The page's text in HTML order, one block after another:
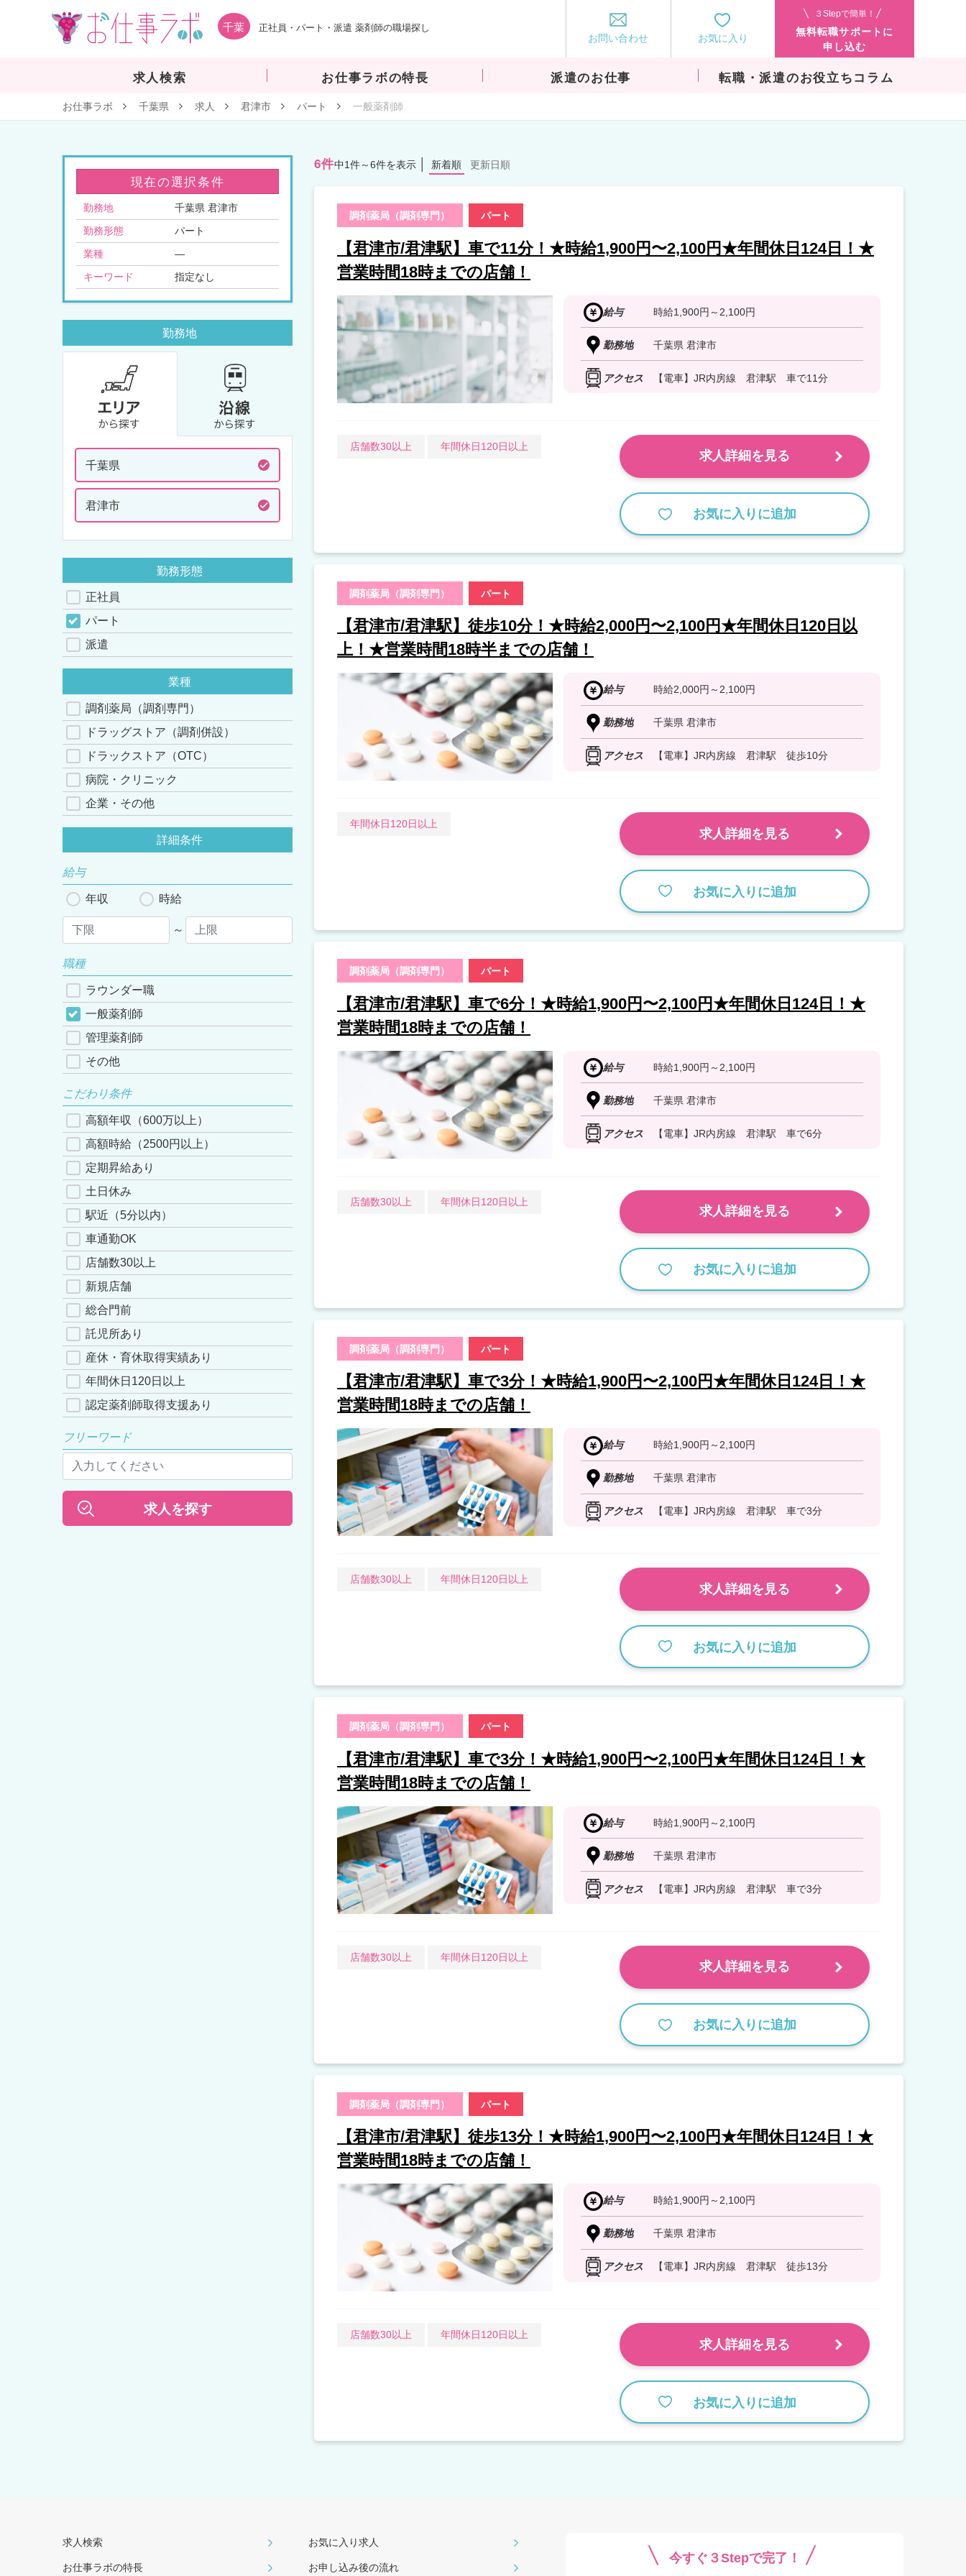
千葉 正社員・パート・派遣 薬剤師の職場探し
お問い合わせ お気に入り
３Stepで簡単！
無料転職サポートに
申し込む
求人検索 お仕事ラボの特長 派遣のお仕事 転職・派遣のお役立ちコラム
お仕事ラボ 千葉県 求人 君津市 パート 一般薬剤師
現在の選択条件
勤務地 千葉県 君津市
勤務形態 パート
業種 —
キーワード 指定なし
勤務地
千葉県
君津市
勤務形態
正社員
パート
派遣
業種
調剤薬局（調剤専門）
ドラッグストア（調剤併設）
ドラックストア（OTC）
病院・クリニック
企業・その他
詳細条件
給与
年収 時給
～
職種
ラウンダー職
一般薬剤師
管理薬剤師
その他
こだわり条件
高額年収（600万以上）
高額時給（2500円以上）
定期昇給あり
土日休み
駅近（5分以内）
車通勤OK
店舗数30以上
新規店舗
総合門前
託児所あり
産休・育休取得実績あり
年間休日120日以上
認定薬剤師取得支援あり
フリーワード
求人を探す
6件中1件～6件を表示 新着順 更新日順
調剤薬局（調剤専門） パート
【君津市/君津駅】車で11分！★時給1,900円〜2,100円★年間休日124日！★
営業時間18時までの店舗！
給与 時給1,900円～2,100円
勤務地 千葉県 君津市
アクセス 【電車】JR内房線 君津駅 車で11分
店舗数30以上 年間休日120日以上
求人詳細を見る
お気に入りに追加
調剤薬局（調剤専門） パート
【君津市/君津駅】徒歩10分！★時給2,000円〜2,100円★年間休日120日以
上！★営業時間18時半までの店舗！
給与 時給2,000円～2,100円
勤務地 千葉県 君津市
アクセス 【電車】JR内房線 君津駅 徒歩10分
年間休日120日以上
求人詳細を見る
お気に入りに追加
調剤薬局（調剤専門） パート
【君津市/君津駅】車で6分！★時給1,900円〜2,100円★年間休日124日！★
営業時間18時までの店舗！
給与 時給1,900円～2,100円
勤務地 千葉県 君津市
アクセス 【電車】JR内房線 君津駅 車で6分
店舗数30以上 年間休日120日以上
求人詳細を見る
お気に入りに追加
調剤薬局（調剤専門） パート
【君津市/君津駅】車で3分！★時給1,900円〜2,100円★年間休日124日！★
営業時間18時までの店舗！
給与 時給1,900円～2,100円
勤務地 千葉県 君津市
アクセス 【電車】JR内房線 君津駅 車で3分
店舗数30以上 年間休日120日以上
求人詳細を見る
お気に入りに追加
調剤薬局（調剤専門） パート
【君津市/君津駅】車で3分！★時給1,900円〜2,100円★年間休日124日！★
営業時間18時までの店舗！
給与 時給1,900円～2,100円
勤務地 千葉県 君津市
アクセス 【電車】JR内房線 君津駅 車で3分
店舗数30以上 年間休日120日以上
求人詳細を見る
お気に入りに追加
調剤薬局（調剤専門） パート
【君津市/君津駅】徒歩13分！★時給1,900円〜2,100円★年間休日124日！★
営業時間18時までの店舗！
給与 時給1,900円～2,100円
勤務地 千葉県 君津市
アクセス 【電車】JR内房線 君津駅 徒歩13分
店舗数30以上 年間休日120日以上
求人詳細を見る
お気に入りに追加
求人検索 お気に入り求人
お仕事ラボの特長 お申し込み後の流れ
今すぐ３Stepで完了！